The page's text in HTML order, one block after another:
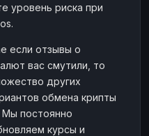
уровень риска при
если отзывы о
вас смутили, то
других
обмена крипты
Мы постоянно
курсы и